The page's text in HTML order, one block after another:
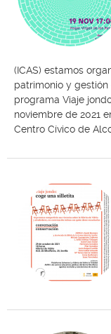
(ICAS) estamos
patrimonio y
programa Viaje
noviembre de 2021
Centro Cívico de